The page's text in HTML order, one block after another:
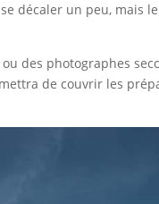
décaler un peu, mais
des photographes
de couvrir les